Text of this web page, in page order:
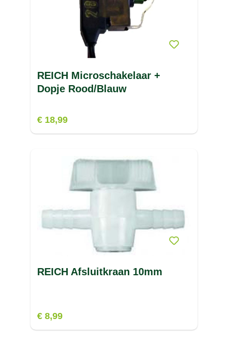
REICH Microschakelaar +
Dopje Rood/Blauw
€ 18,99
REICH Afsluitkraan 10mm
€ 8,99